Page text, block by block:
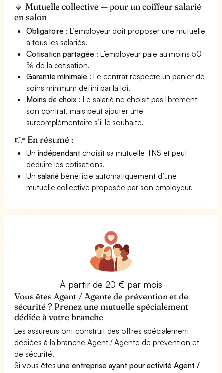
🔹 Mutuelle collective — pour un coiffeur salarié
en salon
Obligatoire : L’employeur doit proposer une mutuelle
à tous les salariés.
Cotisation partagée : L’employeur paie au moins 50
% de la cotisation.
Garantie minimale : Le contrat respecte un panier de
soins minimum défini par la loi.
Moins de choix : Le salarié ne choisit pas librement
son contrat, mais peut ajouter une
surcomplémentaire s’il le souhaite.
👉 En résumé :
Unindépendant choisit sa mutuelle TNS et peut
déduire les cotisations.
Unsalarié bénéficie automatiquement d’une
mutuelle collective proposée par son employeur.
À partir de 20 € par mois
Vous êtes Agent / Agente de prévention et de
sécurité ? Prenez une mutuelle spécialement
dédiée à votre branche
Les assureurs ont construit des offres spécialement
dédiées à la branche Agent / Agente de prévention et
de sécurité.
Si vous êtesune entreprise ayant pour activité Agent /